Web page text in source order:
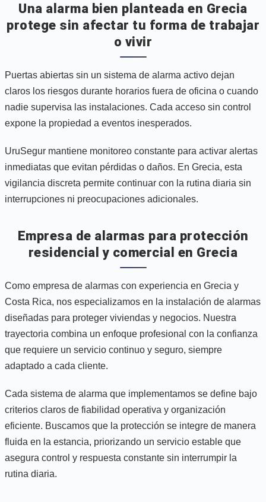
Una alarma bien planteada en Grecia
protege sin afectar tu forma de trabajar
o vivir
Puertas abiertas sin un sistema de alarma activo dejan
claros los riesgos durante horarios fuera de oficina o cuando
nadie supervisa las instalaciones. Cada acceso sin control
expone la propiedad a eventos inesperados.
UruSegur mantiene monitoreo constante para activar alertas
inmediatas que evitan pérdidas o daños. En Grecia, esta
vigilancia discreta permite continuar con la rutina diaria sin
interrupciones ni preocupaciones adicionales.
Empresa de alarmas para protección
residencial y comercial en Grecia
Como empresa de alarmas con experiencia en Grecia y
Costa Rica, nos especializamos en la instalación de alarmas
diseñadas para proteger viviendas y negocios. Nuestra
trayectoria combina un enfoque profesional con la confianza
que requiere un servicio continuo y seguro, siempre
adaptado a cada cliente.
Cada sistema de alarma que implementamos se define bajo
criterios claros de fiabilidad operativa y organización
eficiente. Buscamos que la protección se integre de manera
fluida en la estancia, priorizando un servicio estable que
asegura control y respuesta constante sin interrumpir la
rutina diaria.